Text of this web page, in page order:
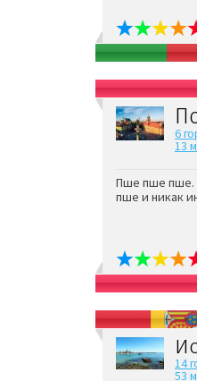
6
13
Пше пше пше.
пше и никак
14
53